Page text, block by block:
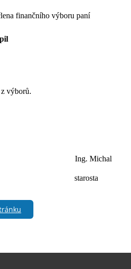
finančního výboru paní
výborů.
Ing. Michal
starosta